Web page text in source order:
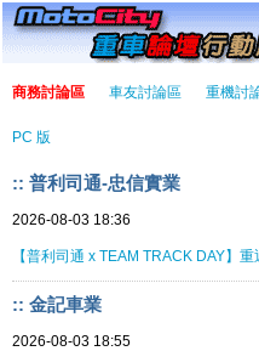
商務討論區 車友討論區 重機討
PC 版
:: 普利司通-忠信實業
2026-08-03 18:36
【普利司通 x TEAM TRACK DAY】
:: 金記車業
2026-08-03 18:55